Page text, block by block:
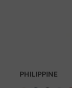
PHILIPPINE